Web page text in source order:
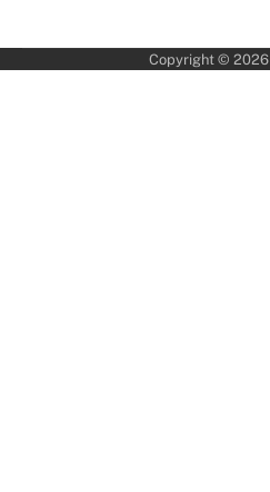
Copyright © 2026